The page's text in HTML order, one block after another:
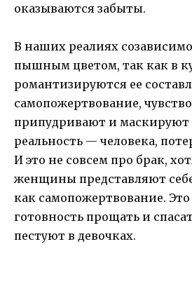
оказываются забыты.
В наших реалиях
пышным цветом, так как в
романтизируются ее
самопожертвование,
припудривают и
реальность — человека,
И это не совсем про брак,
женщины представляют
как самопожертвование.
готовность прощать и
пестуют в девочках.